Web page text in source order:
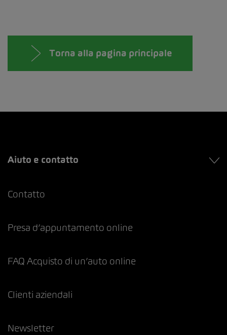
Torna alla pagina principale
Aiuto e contatto
Contatto
Presa d’appuntamento online
FAQ Acquisto di un’auto online
Clienti aziendali
Newsletter